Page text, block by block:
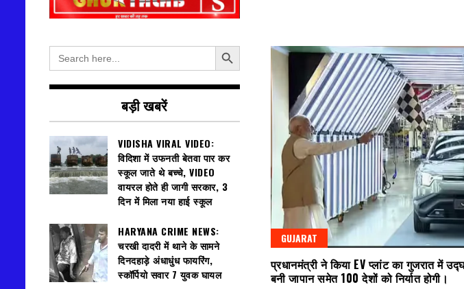
गौरतलब न्यूज
GUJARAT
प्रधानमंत्री ने किया EV प्लांट का गुजरात में
बनी जापान समेत 100 देशों को निर्यात होगी।
Search
for:
Search Button
बड़ी खबरें
VIDISHA VIRAL VIDEO:
विदिशा में उफनती बेतवा पार कर
स्कूल जाते थे बच्चे, VIDEO
वायरल होते ही जागी सरकार, 3
दिन में मिला नया हाई स्कूल
HARYANA CRIME NEWS:
चरखी दादरी में थाने के सामने
दिनदहाड़े अंधाधुंध फायरिंग,
स्कॉर्पियो सवार 7 युवक घायल